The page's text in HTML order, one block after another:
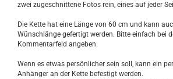
zwei zugeschnittene Fotos rein, eines auf jeder
Die Kette hat eine Länge von 60 cm und kann
Wünschlänge gefertigt werden. Bitte einfach bei
Kommentarfeld angeben.
Wenn es etwas persönlicher sein soll, kann ein
Anhänger an der Kette befestigt werden.